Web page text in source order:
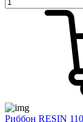
Риббон RESIN